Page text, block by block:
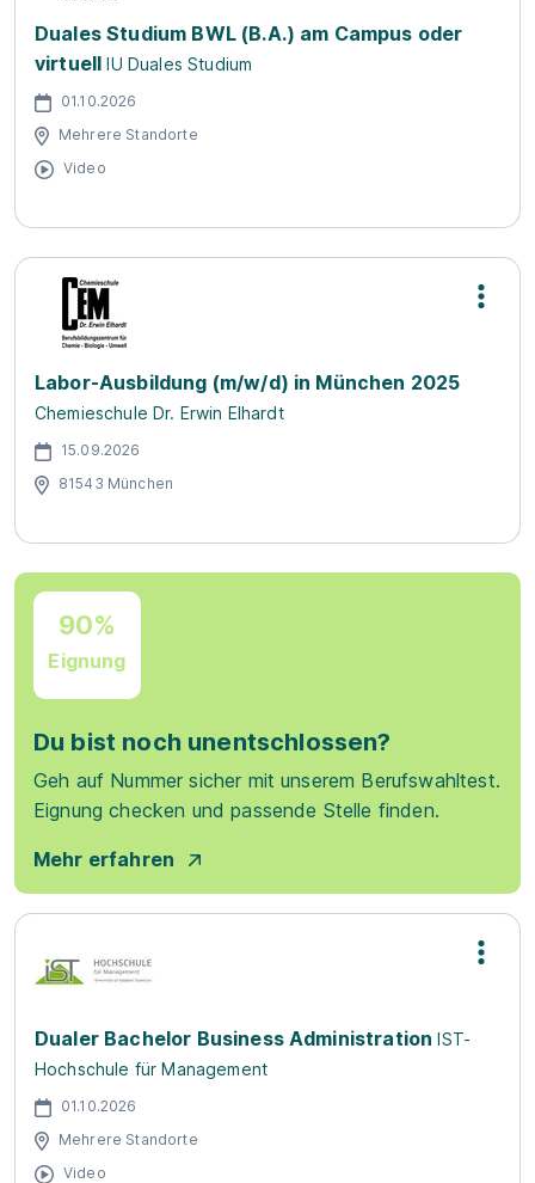
Duales Studium BWL (B.A.) am Campus oder
virtuell IU Duales Studium
01.10.2026
Mehrere Standorte
Video
Labor-Ausbildung (m/w/d) in München 2025
Chemieschule Dr. Erwin Elhardt
15.09.2026
81543 München
90%
Eignung
Du bist noch unentschlossen?
Geh auf Nummer sicher mit unserem Berufswahltest.
Eignung checken und passende Stelle finden.
Mehr erfahren
Dualer Bachelor Business Administration IST-
Hochschule für Management
01.10.2026
Mehrere Standorte
Video